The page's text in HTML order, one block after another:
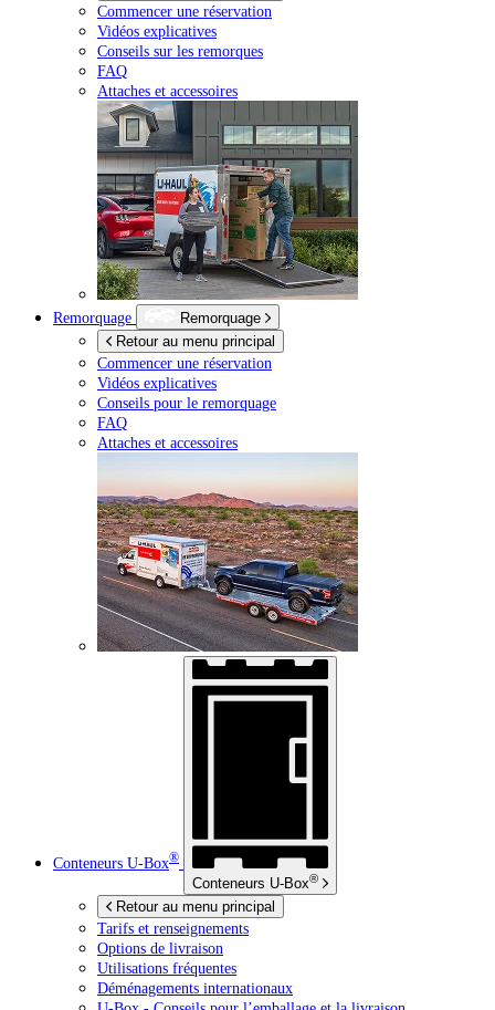
Commencer une réservation
Vidéos explicatives
Conseils sur les remorques
FAQ
Attaches et accessoires
Remorquage
Remorquage
Retour au menu principal
Commencer une réservation
Vidéos explicatives
Conseils pour le remorquage
FAQ
Attaches et accessoires
Conteneurs U-Box®
Conteneurs U-Box®
Retour au menu principal
Tarifs et renseignements
Options de livraison
Utilisations fréquentes
Déménagements internationaux